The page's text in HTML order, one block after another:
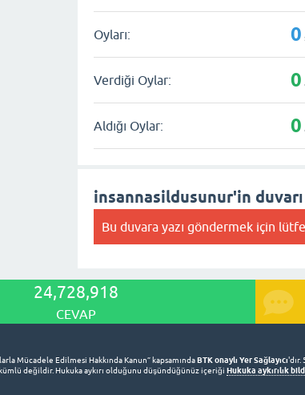
Oyları: 0
Verdiği Oylar: 0
Aldığı Oylar: 0
insannasildusunur'in duvarı
Bu duvara yazı göndermek için
24,728,918
CEVAP
Mücadele Edilmesi Hakkında Kanun” kapsamındaBTK onaylı Yer Sağlayıcı'dır.
değildir. Hukuka aykırı olduğunu düşündüğünüz içeriği Hukuka aykırılık